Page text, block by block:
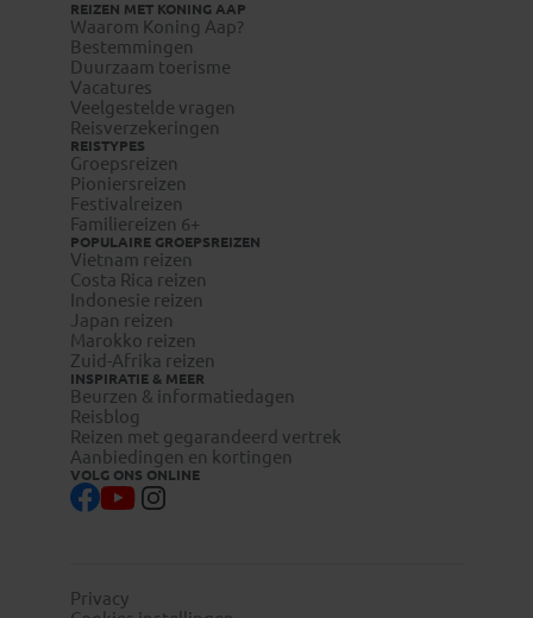
REIZEN MET KONING AAP
Waarom Koning Aap?
Bestemmingen
Duurzaam toerisme
Vacatures
Veelgestelde vragen
Reisverzekeringen
REISTYPES
Groepsreizen
Pioniersreizen
Festivalreizen
Familiereizen 6+
POPULAIRE GROEPSREIZEN
Vietnam reizen
Costa Rica reizen
Indonesie reizen
Japan reizen
Marokko reizen
Zuid-Afrika reizen
INSPIRATIE & MEER
Beurzen & informatiedagen
Reisblog
Reizen met gegarandeerd vertrek
Aanbiedingen en kortingen
VOLG ONS ONLINE
Privacy